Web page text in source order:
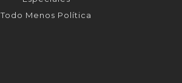
Todo Menos Política